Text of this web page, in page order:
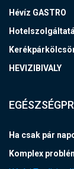
Hévíz GASTRO
HEVIZIBIVALY
Ha csak pár
Komplex